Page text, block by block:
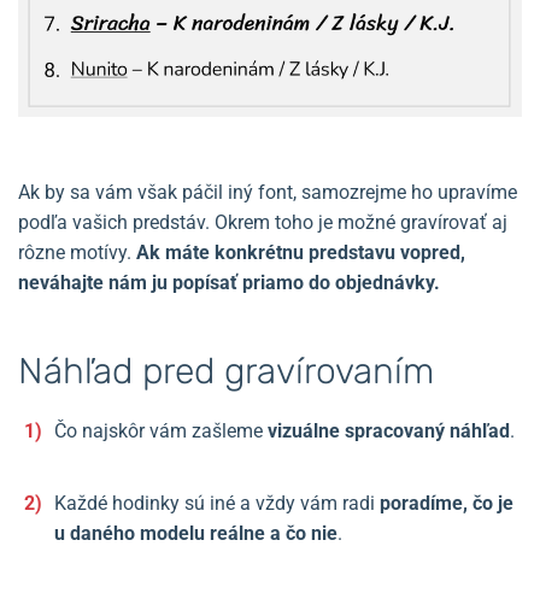
Ak by sa vám však páčil iný font, samozrejme ho upravíme
podľa vašich predstáv. Okrem toho je možné gravírovať aj
rôzne motívy. Ak máte konkrétnu predstavu vopred,
neváhajte nám ju popísať priamo do objednávky.
Náhľad pred gravírovaním
Čo najskôr vám zašleme vizuálne spracovaný náhľad.
Každé hodinky sú iné a vždy vám radi poradíme, čo je
u daného modelu reálne a čo nie.